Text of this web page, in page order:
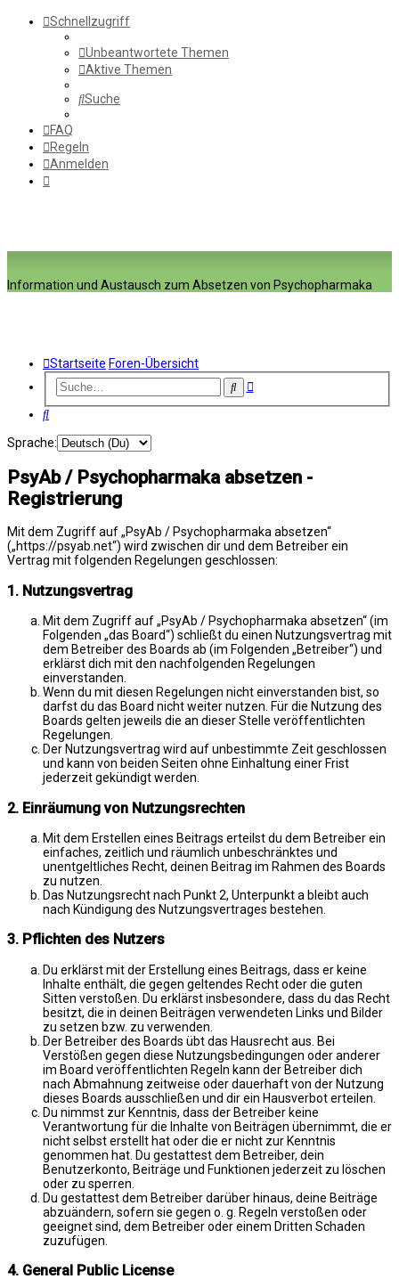
Schnellzugriff
Unbeantwortete Themen
Aktive Themen
Suche
FAQ
Regeln
Anmelden
Information und Austausch zum Absetzen von Psychopharmaka
Startseite Foren-Übersicht
SucheErweiterte
Suche
Sprache:
PsyAb / Psychopharmaka absetzen -
Registrierung
Mit dem Zugriff auf „PsyAb / Psychopharmaka absetzen“
(„https://psyab.net“) wird zwischen dir und dem Betreiber ein
Vertrag mit folgenden Regelungen geschlossen:
1. Nutzungsvertrag
Mit dem Zugriff auf „PsyAb / Psychopharmaka absetzen“ (im
Folgenden „das Board“) schließt du einen Nutzungsvertrag mit
dem Betreiber des Boards ab (im Folgenden „Betreiber“) und
erklärst dich mit den nachfolgenden Regelungen
einverstanden.
Wenn du mit diesen Regelungen nicht einverstanden bist, so
darfst du das Board nicht weiter nutzen. Für die Nutzung des
Boards gelten jeweils die an dieser Stelle veröffentlichten
Regelungen.
Der Nutzungsvertrag wird auf unbestimmte Zeit geschlossen
und kann von beiden Seiten ohne Einhaltung einer Frist
jederzeit gekündigt werden.
2. Einräumung von Nutzungsrechten
Mit dem Erstellen eines Beitrags erteilst du dem Betreiber ein
einfaches, zeitlich und räumlich unbeschränktes und
unentgeltliches Recht, deinen Beitrag im Rahmen des Boards
zu nutzen.
Das Nutzungsrecht nach Punkt 2, Unterpunkt a bleibt auch
nach Kündigung des Nutzungsvertrages bestehen.
3. Pflichten des Nutzers
Du erklärst mit der Erstellung eines Beitrags, dass er keine
Inhalte enthält, die gegen geltendes Recht oder die guten
Sitten verstoßen. Du erklärst insbesondere, dass du das Recht
besitzt, die in deinen Beiträgen verwendeten Links und Bilder
zu setzen bzw. zu verwenden.
Der Betreiber des Boards übt das Hausrecht aus. Bei
Verstößen gegen diese Nutzungsbedingungen oder anderer
im Board veröffentlichten Regeln kann der Betreiber dich
nach Abmahnung zeitweise oder dauerhaft von der Nutzung
dieses Boards ausschließen und dir ein Hausverbot erteilen.
Du nimmst zur Kenntnis, dass der Betreiber keine
Verantwortung für die Inhalte von Beiträgen übernimmt, die er
nicht selbst erstellt hat oder die er nicht zur Kenntnis
genommen hat. Du gestattest dem Betreiber, dein
Benutzerkonto, Beiträge und Funktionen jederzeit zu löschen
oder zu sperren.
Du gestattest dem Betreiber darüber hinaus, deine Beiträge
abzuändern, sofern sie gegen o. g. Regeln verstoßen oder
geeignet sind, dem Betreiber oder einem Dritten Schaden
zuzufügen.
4. General Public License